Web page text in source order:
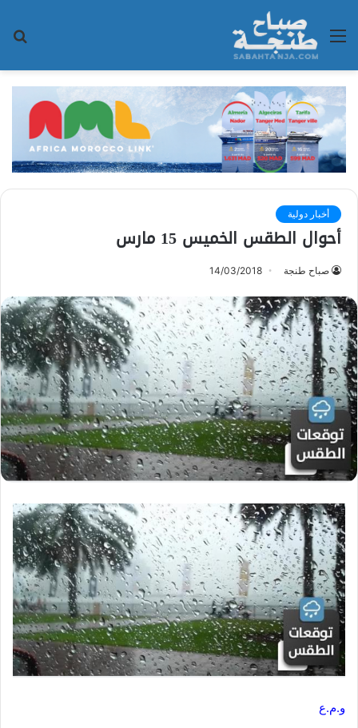
القائمة
أخبار دولية
أحوال الطقس الخميس 15 مارس
صباح طنجة 14/03/2018
و.م.ع